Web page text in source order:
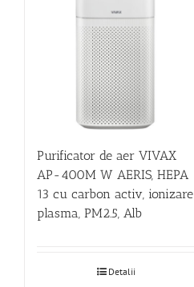
Purificator de aer VIVAX
AP-400M W AERIS, HEPA
13 cu carbon activ, ionizare
plasma, PM2.5, Alb
Detalii